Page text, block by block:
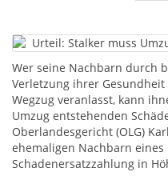
Wer seine Nachbarn durch
Verletzung ihrer
Wegzug veranlasst, kann
Umzug entstehenden
Oberlandesgericht (OLG)
ehemaligen Nachbarn eines
Schadenersatzzahlung in